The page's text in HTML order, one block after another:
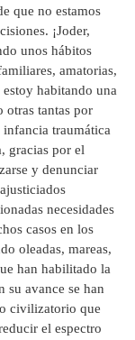
que no estamos
¡Joder,
unos hábitos
amatorias,
habitando una
otras tantas por
infancia traumática
gracias por el
y denunciar
necesidades
casos en los
oleadas, mareas,
han habilitado la
su avance se han
civilizatorio que
el espectro